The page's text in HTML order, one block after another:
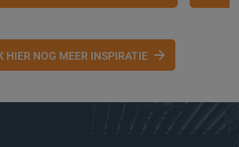
HIER NOG MEER INSPIRATIE